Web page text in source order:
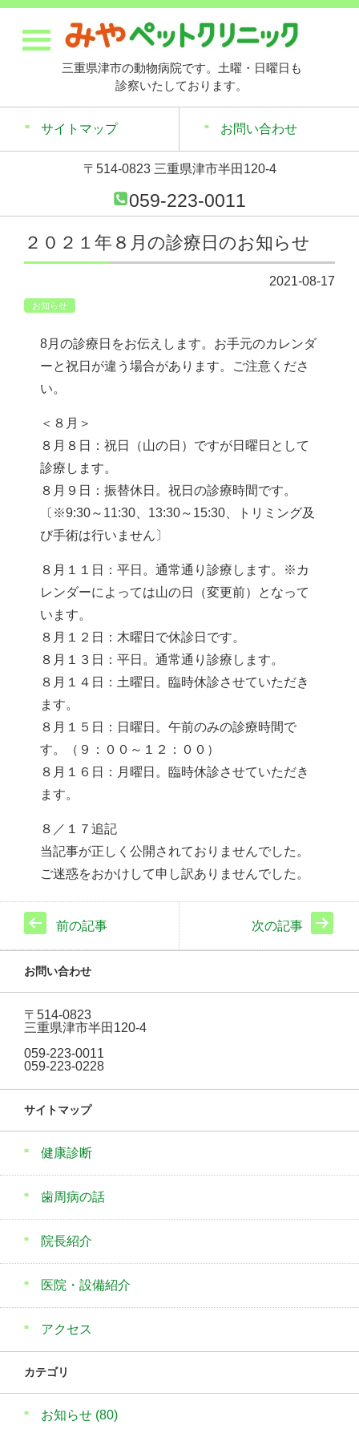
三重県津市の動物病院です。土曜・日曜日も
診察いたしております。
サイトマップ お問い合わせ
〒514-0823 三重県津市半田120-4
059-223-0011
２０２１年８月の診療日のお知らせ
2021-08-17
お知らせ
8月の診療日をお伝えします。お手元のカレンダ
ーと祝日が違う場合があります。ご注意くださ
い。
＜８月＞
８月８日：祝日（山の日）ですが日曜日として
診療します。
８月９日：振替休日。祝日の診療時間です。
〔※9:30～11:30、13:30～15:30、トリミング及
び手術は行いません〕
８月１１日：平日。通常通り診療します。※カ
レンダーによっては山の日（変更前）となって
います。
８月１２日：木曜日で休診日です。
８月１３日：平日。通常通り診療します。
８月１４日：土曜日。臨時休診させていただき
ます。
８月１５日：日曜日。午前のみの診療時間で
す。（９：００～１２：００）
８月１６日：月曜日。臨時休診させていただき
ます。
８／１７追記
当記事が正しく公開されておりませんでした。
ご迷惑をおかけして申し訳ありませんでした。
前の記事 次の記事
お問い合わせ
〒514-0823
三重県津市半田120-4
059-223-0011
059-223-0228
サイトマップ
健康診断
歯周病の話
院長紹介
医院・設備紹介
アクセス
カテゴリ
お知らせ (80)